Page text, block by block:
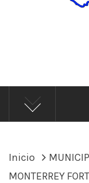
Inicio
MONTERREY